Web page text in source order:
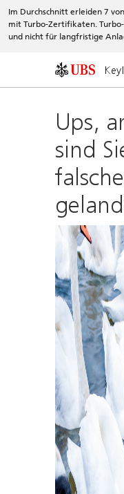
Im Durchschnitt erleiden 7
mit Turbo-Zertifikaten.
und nicht für langfristige
Ups,
sind